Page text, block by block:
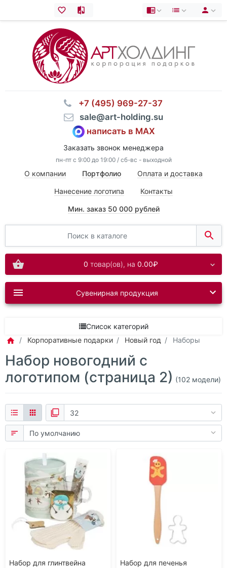
⠀+7 (495) 969-27-37
⠀sale@art-holding.su
написать в MAX
Заказать звонок менеджера
пн-пт с 9:00 до 19:00 / сб-вс - выходной
О компании Портфолио Оплата и доставка
Нанесение логотипа Контакты
Мин. заказ 50 000 рублей
0 товар(ов), на 0.00₽
Сувенирная продукция
Список категорий
Корпоративные подарки
Новый год Наборы
Набор новогодний с
логотипом (страница 2) (102 модели)
Набор для глинтвейна
Набор для печенья